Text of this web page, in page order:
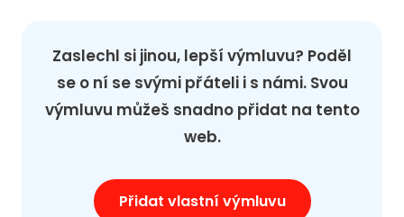
Zaslechl si jinou, lepší výmluvu? Poděl
se o ní se svými přáteli i s námi. Svou
výmluvu můžeš snadno přidat na tento
web.
Přidat vlastní výmluvu